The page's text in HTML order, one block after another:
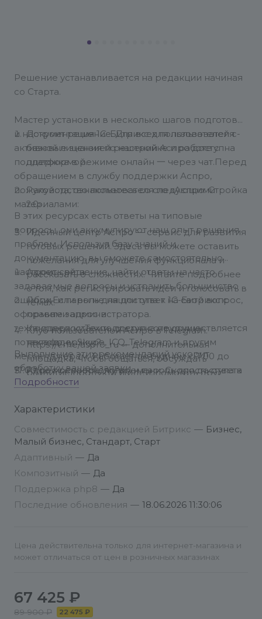
Решение устанавливается на редакции начиная
со Старта.
Мастер установки в несколько шагов подготовит
и настроит решение.Для всех пользователей с
активной лицензией решений Аспро доступна
поддержка в режиме онлайн 一 через чат.Перед
обращением в службу поддержки Аспро,
пожалуйста, ознакомьтесь со следующими
материалами:
Документация 1С-Битрикс для пользователя -
базовые знания по настройке и работе с
платформой.
Руководство пользователя по «Аспро: Стройка
2.0».
Идейный центр Аспро — сервис для развития
готовых решений. Здесь вы можете оставить
пожелания для улучшения функционала и
рассказать о сложностях. Читайте подробнее
о том, как регистрировать идеи и голосовать в
темах.
Клуб пользователей Аспро в Telegram:
https://t.me/aspro_ru — дополнительная
площадка, чтобы общаться, обсуждать
развитие продукта и идеи, помогать друг
другу и др.
В этих ресурсах есть ответы на типовые
вопросы, они аккумулируют наш опыт решения
проблем. Используя базу знаний и
документацию, вы сможете самостоятельно
настроить решение, найти ответы на часто
задаваемые вопросы и устранить большинство
ошибок.Если вы не нашли ответ на свой вопрос,
оформите запрос в
техподдержку.Техподдержка не осуществляется
по телефону, Skype, ICQ, Telegram и другим
мессенджерам. Работает по будням с 7:00 до
17:00 по московскому времени. Скорость ответа
зависит от загруженности команды и сложности
дня.При каждом обращении обязательно
предоставьте следующие данные:
Адрес сайта.
Логин и пароль для доступа к 1С-Битрикс с
правами администратора.
Как предоставить доступ сотруднику
техподдержки?
Адрес сервера, логин и пароль для доступа к
сайту по FTP или SSH с правами на чтение и
Четкое описание проблемы и алгоритм
действий для ее воспроизведения.
Снимки экрана или видеозапись
Обзор программ для создания скриншотов и
скринкастов
Выполнение этих рекомендаций ускорит
обработку вашей заявки.
Подробности
Характеристики
Совместимость с редакцией Битрикс — Бизнес,
Малый бизнес, Стандарт, Старт
Адаптивный — Да
Композитный — Да
Поддержка php8 — Да
Последние обновления — 18.06.2026 11:30:06
Цена действительна только для интернет-магазина и
может отличаться от цен в розничных магазинах
67 425 ₽
89 900 ₽ 22 475 ₽